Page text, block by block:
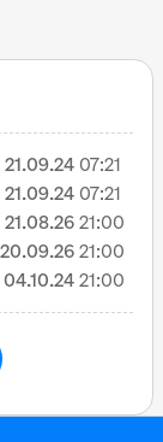
21.09.24 07:21
21.09.24 07:21
21.08.26 21:00
20.09.26 21:00
04.10.24 21:00